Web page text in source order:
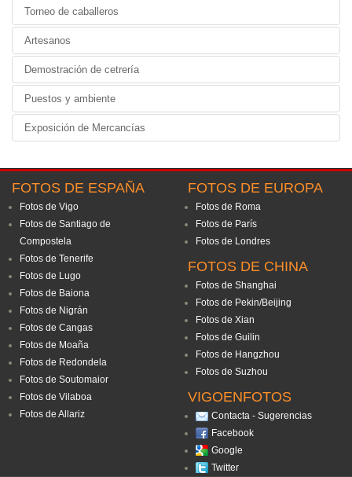
Torneo de caballeros
Artesanos
Demostración de cetrería
Puestos y ambiente
Exposición de Mercancías
FOTOS DE ESPAÑA
Fotos de Vigo
Fotos de Santiago de
Compostela
Fotos de Tenerife
Fotos de Lugo
Fotos de Baiona
Fotos de Nigrán
Fotos de Cangas
Fotos de Moaña
Fotos de Redondela
Fotos de Soutomaior
Fotos de Vilaboa
Fotos de Allariz
FOTOS DE EUROPA
Fotos de Roma
Fotos de París
Fotos de Londres
FOTOS DE CHINA
Fotos de Shanghai
Fotos de Pekin/Beijing
Fotos de Xian
Fotos de Guilin
Fotos de Hangzhou
Fotos de Suzhou
VIGOENFOTOS
Contacta - Sugerencias
Facebook
Google
Twitter